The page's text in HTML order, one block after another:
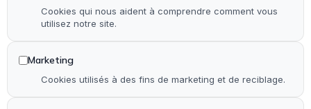
Autre
Accueil
Qui suis-je ?
Cookies qui nous aident à comprendre comment vous
utilisez notre site.
Marketing
Cookies utilisés à des fins de marketing et de reciblage.